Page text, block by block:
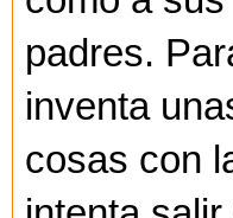
padres.
inventa
cosas con